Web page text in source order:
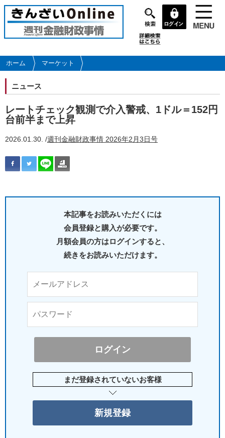
メ
イ
コ
ン
に
移
動
ホーム マーケット
ニュース
レートチェック観測で介入警戒、1ドル＝152円
台前半まで上昇
2026.01.30. /週刊金融財政事情 2026年2月3日号
本記事をお読みいただくには
会員登録と購入が必要です。
月額会員の方はログインすると、
続きをお読みいただけます。
まだ登録されていないお客様